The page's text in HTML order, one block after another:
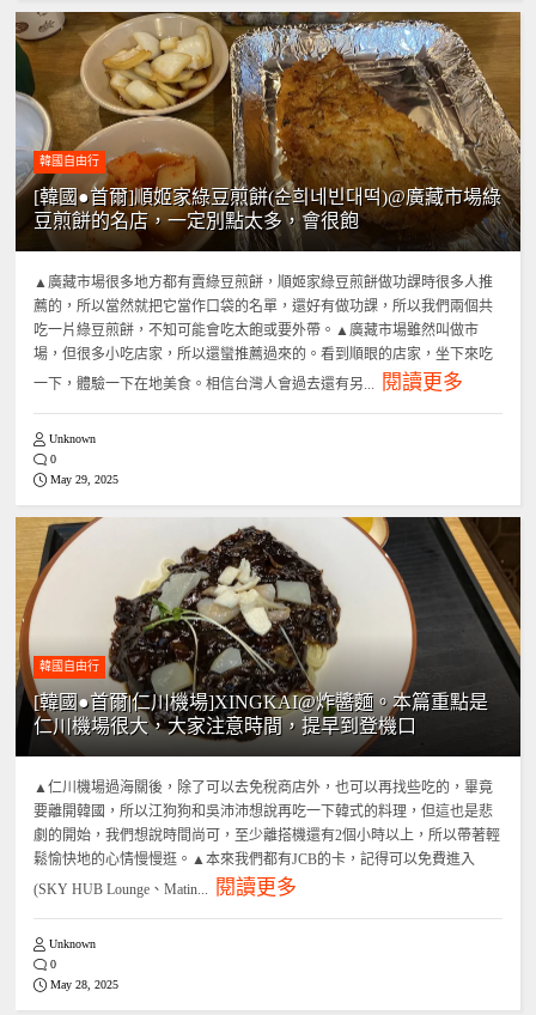
韓國自由行
[韓國●首爾]順姬家綠豆煎餅(순희네빈대떡)@廣藏市場綠
豆煎餅的名店，一定別點太多，會很飽
▲廣藏市場很多地方都有賣綠豆煎餅，順姬家綠豆煎餅做功課時很多人推
薦的，所以當然就把它當作口袋的名單，還好有做功課，所以我們兩個共
吃一片綠豆煎餅，不知可能會吃太飽或要外帶。▲廣藏市場雖然叫做市
場，但很多小吃店家，所以還蠻推薦過來的。看到順眼的店家，坐下來吃
一下，體驗一下在地美食。相信台灣人會過去還有另...
閱讀更多
Unknown
0
May 29, 2025
韓國自由行
[韓國●首爾|仁川機場]XINGKAI@炸醬麵。本篇重點是
仁川機場很大，大家注意時間，提早到登機口
▲仁川機場過海關後，除了可以去免稅商店外，也可以再找些吃的，畢竟
要離開韓國，所以江狗狗和吳沛沛想說再吃一下韓式的料理，但這也是悲
劇的開始，我們想說時間尚可，至少離搭機還有2個小時以上，所以帶著輕
鬆愉快地的心情慢慢逛。▲本來我們都有JCB的卡，記得可以免費進入
(SKY HUB Lounge、Matin...
閱讀更多
Unknown
0
May 28, 2025